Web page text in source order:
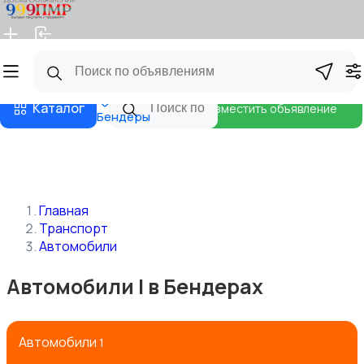
Главная
Каталог Бендеры
Разместить объявление
Главная
Транспорт
Автомобили
Автомобили | в Бендерах
Автомобили 1